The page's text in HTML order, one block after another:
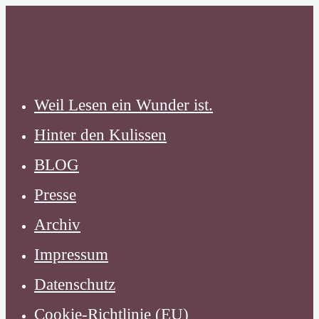
Weil Lesen ein Wunder ist.
Hinter den Kulissen
BLOG
Presse
Archiv
Impressum
Datenschutz
Cookie-Richtlinie (EU)